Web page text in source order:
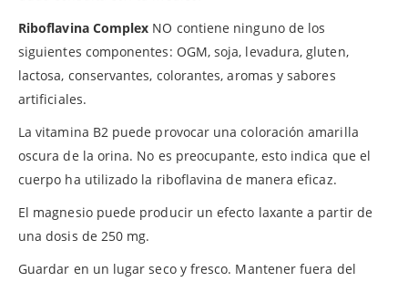
Riboflavina Complex NO contiene ninguno de los
siguientes componentes: OGM, soja, levadura, gluten,
lactosa, conservantes, colorantes, aromas y sabores
artificiales.
La vitamina B2 puede provocar una coloración amarilla
oscura de la orina. No es preocupante, esto indica que el
cuerpo ha utilizado la riboflavina de manera eficaz.
El magnesio puede producir un efecto laxante a partir de
una dosis de 250 mg.
Guardar en un lugar seco y fresco. Mantener fuera del